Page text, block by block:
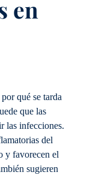
en
qué se tarda
que las
las infecciones.
del
y favorecen el
sugieren